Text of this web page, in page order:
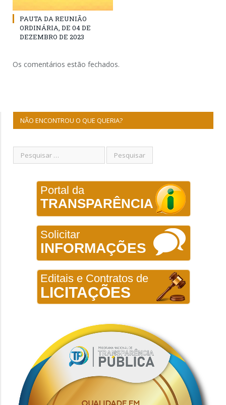
PAUTA DA REUNIÃO
ORDINÁRIA, DE 04 DE
DEZEMBRO DE 2023
Os comentários estão fechados.
NÃO ENCONTROU O QUE QUERIA?
Portal da
TRANSPARÊNCIA
Solicitar
INFORMAÇÕES
Editais e Contratos de
LICITAÇÕES